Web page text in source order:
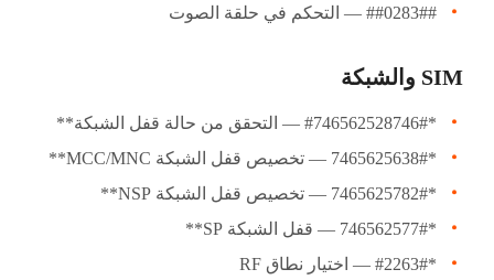
##0283## — التحكم في حلقة الصوت
SIM والشبكة
*#746562528746# — التحقق من حالة قفل الشبكة**
*7465625638# — تخصيص قفل الشبكة MCC/MNC**
*7465625782# — تخصيص قفل الشبكة NSP**
*746562577# — قفل الشبكة SP**
*#2263# — اختيار نطاق RF